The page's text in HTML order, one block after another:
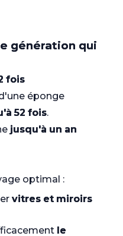
génération qui
fois
éponge
52 fois.
jusqu'à un an
optimal :
vitres et miroirs
le